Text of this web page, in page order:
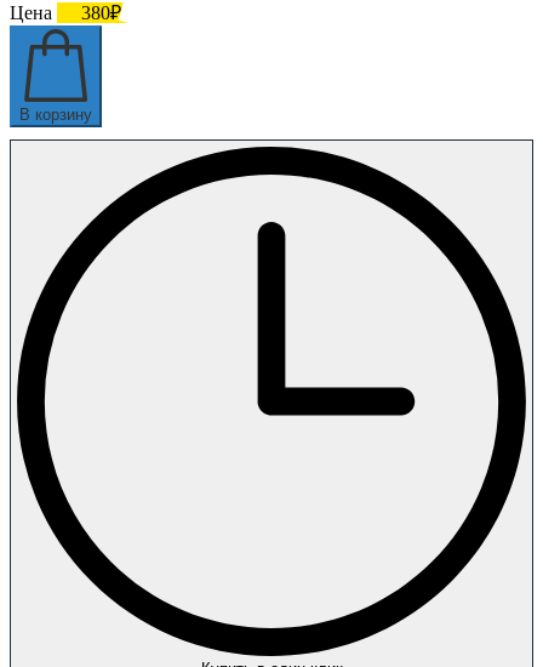
Цена 380₽
В корзину